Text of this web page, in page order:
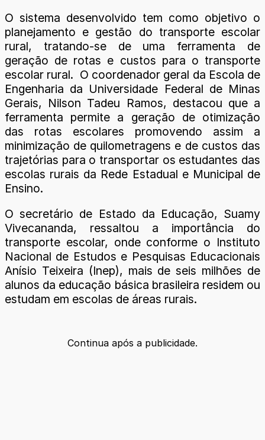
O sistema desenvolvido tem como objetivo o
planejamento e gestão do transporte escolar
rural, tratando-se de uma ferramenta de
geração de rotas e custos para o transporte
escolar rural. O coordenador geral da Escola de
Engenharia da Universidade Federal de Minas
Gerais, Nilson Tadeu Ramos, destacou que a
ferramenta permite a geração de otimização
das rotas escolares promovendo assim a
minimização de quilometragens e de custos das
trajetórias para o transportar os estudantes das
escolas rurais da Rede Estadual e Municipal de
Ensino.
O secretário de Estado da Educação, Suamy
Vivecananda, ressaltou a importância do
transporte escolar, onde conforme o Instituto
Nacional de Estudos e Pesquisas Educacionais
Anísio Teixeira (Inep), mais de seis milhões de
alunos da educação básica brasileira residem ou
estudam em escolas de áreas rurais.
Continua após a publicidade.